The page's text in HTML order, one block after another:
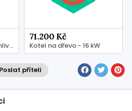
Kotel na dřevo – spolehlivé vytápění domu - 25 kW
71.200 Kč
Kotel na dřevo - 16 kW
Poslat příteli